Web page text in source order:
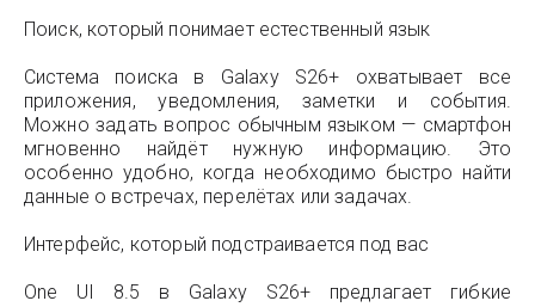
Поиск, который понимает естественный язык
Система поиска в Galaxy S26+ охватывает все
приложения, уведомления, заметки и события.
Можно задать вопрос обычным языком — смартфон
мгновенно найдёт нужную информацию. Это
особенно удобно, когда необходимо быстро найти
данные о встречах, перелётах или задачах.
Интерфейс, который подстраивается под вас
One UI 8.5 в Galaxy S26+ предлагает гибкие